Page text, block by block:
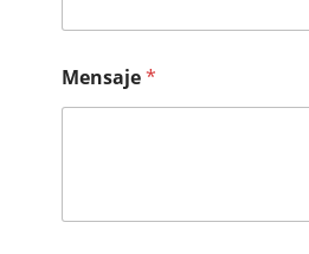
Mensaje*